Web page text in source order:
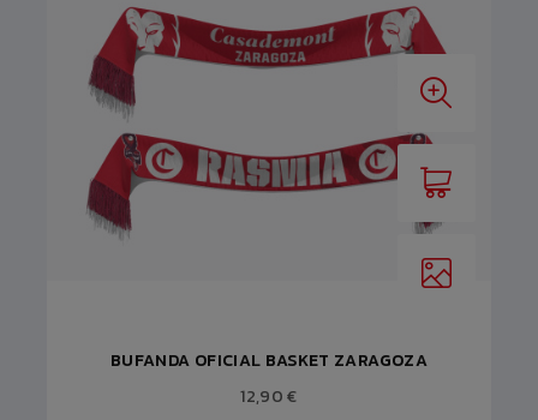
BUFANDA OFICIAL BASKET ZARAGOZA
12,90 €